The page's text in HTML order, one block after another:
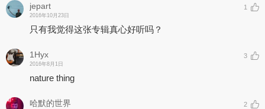
jepart
2016年10月23日
1
只有我觉得这张专辑真心好听吗？
1Hyx
2016年8月1日
3
nature thing
哈默的世界 2